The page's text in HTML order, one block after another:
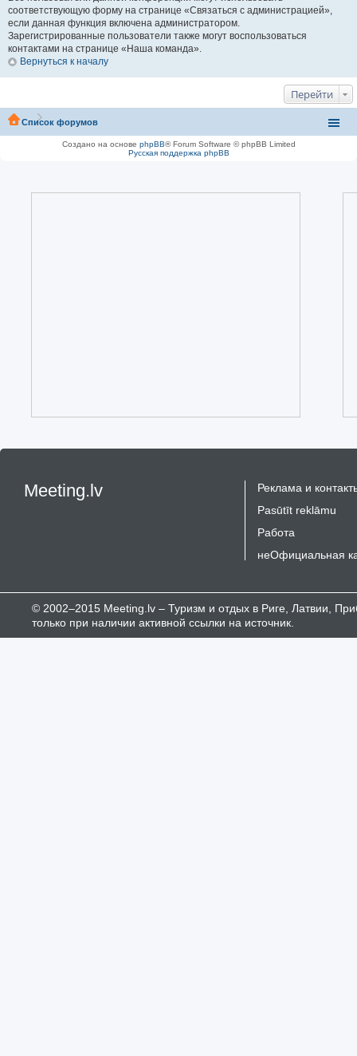
соответствующую форму на странице «Связаться с администрацией»,
если данная функция включена администратором.
Зарегистрированные пользователи также могут воспользоваться
контактами на странице «Наша команда».
Вернуться к началу
Перейти
Список форумов
Создано на основе phpBB® Forum Software © phpBB Limited
Русская поддержка phpBB
Meeting.lv
Реклама и
Pasūtīt reklāmu
Работа
неОфициальная
© 2002–2015 Meeting.lv – Туризм и отдых в Риге, Латвии,
только при наличии активной ссылки на источник.